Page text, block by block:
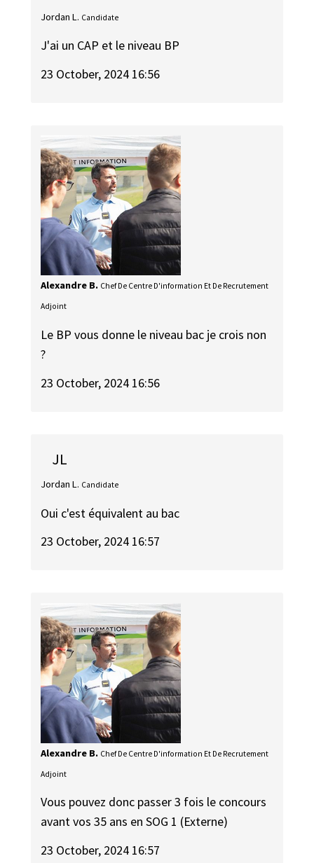
Jordan L. Candidate
J'ai un CAP et le niveau BP
23 October, 2024 16:56
Alexandre B. Chef De Centre D'information Et De Recrutement
Adjoint
Le BP vous donne le niveau bac je crois non
?
23 October, 2024 16:56
JL
Jordan L. Candidate
Oui c'est équivalent au bac
23 October, 2024 16:57
Alexandre B. Chef De Centre D'information Et De Recrutement
Adjoint
Vous pouvez donc passer 3 fois le concours
avant vos 35 ans en SOG 1 (Externe)
23 October, 2024 16:57